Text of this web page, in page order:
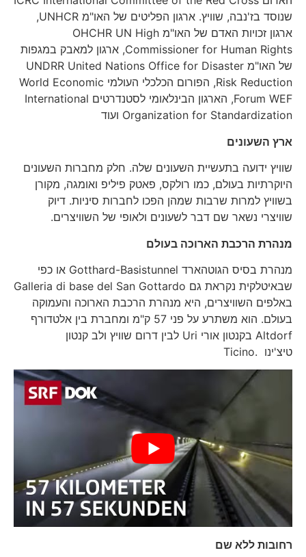
שנוסד בז'נבה, שוויץ. ארגון הפליטים של האו"מ UNHCR,
ארגון זכויות האדם של האו"מ OHCHR UN High
Commissioner for Human Rights, ארגון למאבק במגפות
של האו"מ UNDRR United Nations Office for Disaster
Risk Reduction, הפורום הכלכלי העולמי World Economic
Forum WEF, הארגון הבינלאומי לסטנדרטים International
Organization for Standardization ועוד
ארץ השעונים
שוויץ ידועה בתעשיית השעונים שלה. חלק מחברות השעונים
היוקרתיות בעולם, כמו רולקס, פאטק פיליפ ואומגה, מקורן
בשוויץ למרות שרבות שמהן הפכו לחברות סיניות. דיוק
שוויצרי נשאר שם דבר לשעונים ולאופי של השוויצרים.
מנהרת הרכבת הארוכה בעולם
מנהרת בסיס הגוטהארד Gotthard-Basistunnel או כפי
שבאיטלקית נקראת גם Galleria di base del San Gottardo
באלפים השוויצרים, היא מנהרת הרכבת הארוכה והעמוקה
בעולם. הוא משתרע על פני 57 ק"מ ומחברת בין אלטדורף
Altdorf בקנטון אורי Uri לבין דרום שוויץ ולב קנטון
טיצ'ינו .Ticino
רחובות ללא שם